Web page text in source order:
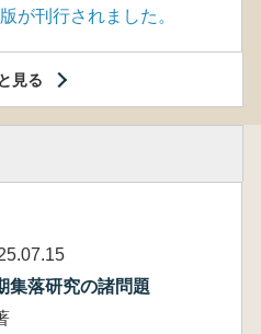
が刊行されました。
見る
集落研究の諸問題